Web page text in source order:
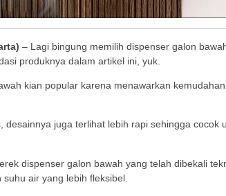
– Lagi bingung memilih dispenser galon
produknya dalam artikel ini, yuk.
kian popular karena menawarkan
desainnya juga terlihat lebih rapi sehingga
dispenser galon bawah yang telah dibekali
air yang lebih fleksibel.